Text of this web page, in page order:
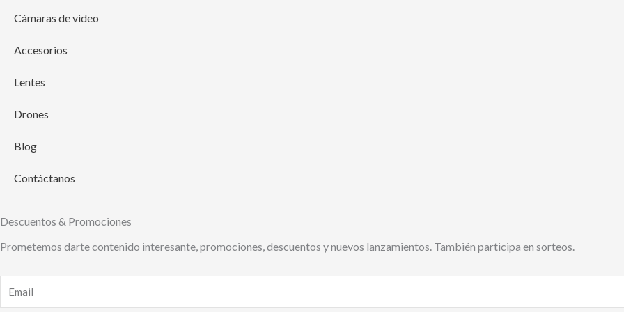
Cámaras de video
Accesorios
Lentes
Drones
Blog
Contáctanos
Descuentos & Promociones
Prometemos darte contenido interesante, promociones, descuentos y nuevos lanzamientos. También participa en sorteos.
Email